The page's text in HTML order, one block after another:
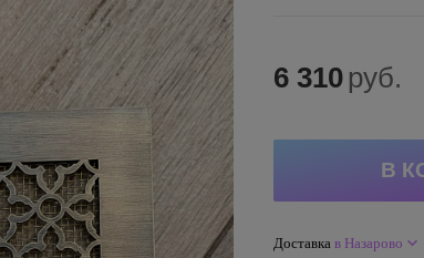
6 310 руб.
Доставка в Назарово